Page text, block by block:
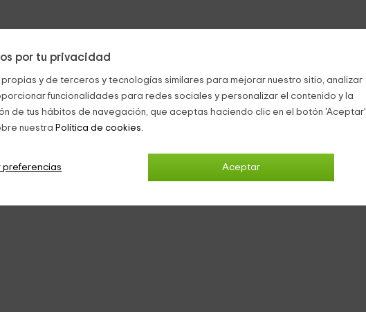
por tu privacidad
y de terceros y tecnologías similares para mejorar nuestro sitio, analizar
funcionalidades para redes sociales y personalizar el contenido y la
de tus hábitos de navegación, que aceptas haciendo clic en el botón 'Aceptar'.
nuestra Política de cookies.
Aceptar
preferencias